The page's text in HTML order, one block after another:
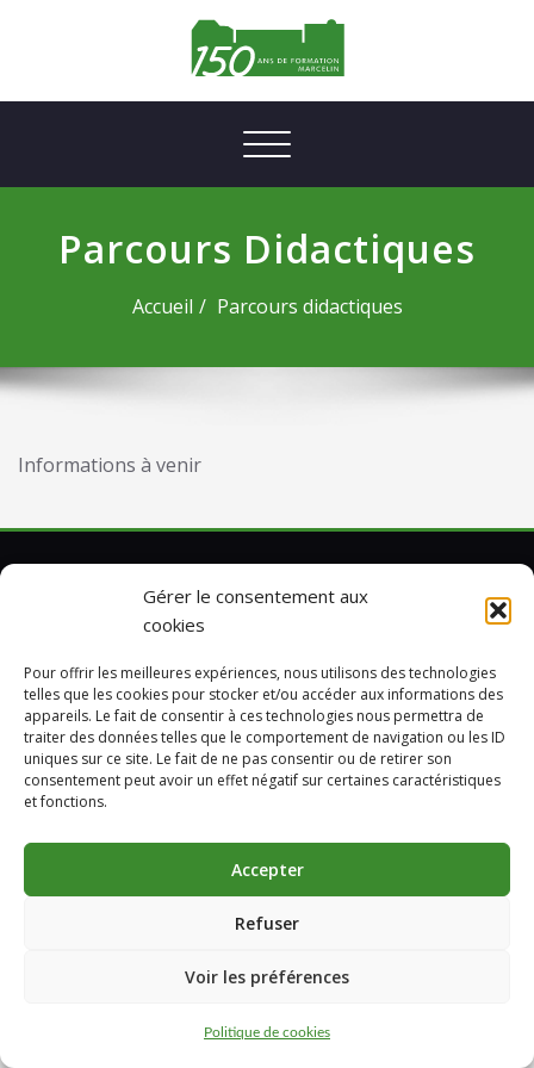
Gérer le consentement aux
cookies
Pour offrir les meilleures expériences, nous utilisons des technologies
telles que les cookies pour stocker et/ou accéder aux informations des
appareils. Le fait de consentir à ces technologies nous permettra de
traiter des données telles que le comportement de navigation ou les ID
uniques sur ce site. Le fait de ne pas consentir ou de retirer son
consentement peut avoir un effet négatif sur certaines caractéristiques
et fonctions.
Accepter
Refuser
Voir les préférences
Politique de cookies
Afficher/masquer la navigation
Parcours Didactiques
Accueil Parcours didactiques
Informations à venir